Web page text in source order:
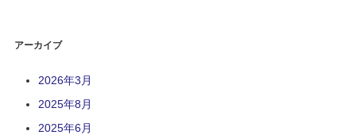
アーカイブ
2026年3月
2025年8月
2025年6月